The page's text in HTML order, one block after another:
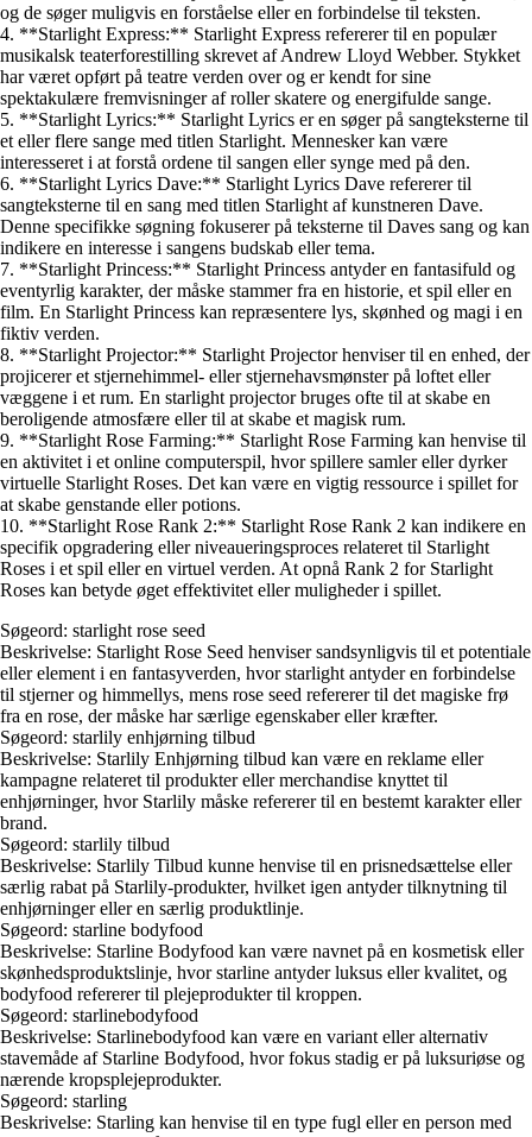
og de søger muligvis en forståelse eller en forbindelse til teksten.
4. **Starlight Express:** Starlight Express refererer til en populær
musikalsk teaterforestilling skrevet af Andrew Lloyd Webber. Stykket
har været opført på teatre verden over og er kendt for sine
spektakulære fremvisninger af roller skatere og energifulde sange.
5. **Starlight Lyrics:** Starlight Lyrics er en søger på sangteksterne til
et eller flere sange med titlen Starlight. Mennesker kan være
interesseret i at forstå ordene til sangen eller synge med på den.
6. **Starlight Lyrics Dave:** Starlight Lyrics Dave refererer til
sangteksterne til en sang med titlen Starlight af kunstneren Dave.
Denne specifikke søgning fokuserer på teksterne til Daves sang og kan
indikere en interesse i sangens budskab eller tema.
7. **Starlight Princess:** Starlight Princess antyder en fantasifuld og
eventyrlig karakter, der måske stammer fra en historie, et spil eller en
film. En Starlight Princess kan repræsentere lys, skønhed og magi i en
fiktiv verden.
8. **Starlight Projector:** Starlight Projector henviser til en enhed, der
projicerer et stjernehimmel- eller stjernehavsmønster på loftet eller
væggene i et rum. En starlight projector bruges ofte til at skabe en
beroligende atmosfære eller til at skabe et magisk rum.
9. **Starlight Rose Farming:** Starlight Rose Farming kan henvise til
en aktivitet i et online computerspil, hvor spillere samler eller dyrker
virtuelle Starlight Roses. Det kan være en vigtig ressource i spillet for
at skabe genstande eller potions.
10. **Starlight Rose Rank 2:** Starlight Rose Rank 2 kan indikere en
specifik opgradering eller niveaueringsproces relateret til Starlight
Roses i et spil eller en virtuel verden. At opnå Rank 2 for Starlight
Roses kan betyde øget effektivitet eller muligheder i spillet.
Søgeord: starlight rose seed
Beskrivelse: Starlight Rose Seed henviser sandsynligvis til et potentiale
eller element i en fantasyverden, hvor starlight antyder en forbindelse
til stjerner og himmellys, mens rose seed refererer til det magiske frø
fra en rose, der måske har særlige egenskaber eller kræfter.
Søgeord: starlily enhjørning tilbud
Beskrivelse: Starlily Enhjørning tilbud kan være en reklame eller
kampagne relateret til produkter eller merchandise knyttet til
enhjørninger, hvor Starlily måske refererer til en bestemt karakter eller
brand.
Søgeord: starlily tilbud
Beskrivelse: Starlily Tilbud kunne henvise til en prisnedsættelse eller
særlig rabat på Starlily-produkter, hvilket igen antyder tilknytning til
enhjørninger eller en særlig produktlinje.
Søgeord: starline bodyfood
Beskrivelse: Starline Bodyfood kan være navnet på en kosmetisk eller
skønhedsproduktslinje, hvor starline antyder luksus eller kvalitet, og
bodyfood refererer til plejeprodukter til kroppen.
Søgeord: starlinebodyfood
Beskrivelse: Starlinebodyfood kan være en variant eller alternativ
stavemåde af Starline Bodyfood, hvor fokus stadig er på luksuriøse og
nærende kropsplejeprodukter.
Søgeord: starling
Beskrivelse: Starling kan henvise til en type fugl eller en person med